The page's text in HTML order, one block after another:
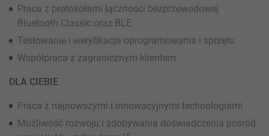
Praca z protokołami łączności bezprzewodowej
Bluetooth Classic oraz BLE
Testowanie i weryfikacja oprogramowania i sprzętu
Współpraca z zagranicznym klientem
DLA CIEBIE
Praca z najnowszymi i innowacyjnymi technologiami
Możliwość rozwoju i zdobywania doświadczenia pośród